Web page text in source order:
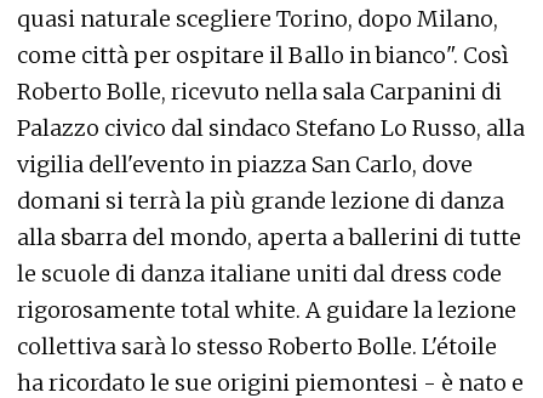
quasi naturale scegliere Torino, dopo Milano,
come città per ospitare il Ballo in bianco". Così
Roberto Bolle, ricevuto nella sala Carpanini di
Palazzo civico dal sindaco Stefano Lo Russo, alla
vigilia dell'evento in piazza San Carlo, dove
domani si terrà la più grande lezione di danza
alla sbarra del mondo, aperta a ballerini di tutte
le scuole di danza italiane uniti dal dress code
rigorosamente total white. A guidare la lezione
collettiva sarà lo stesso Roberto Bolle. L'étoile
ha ricordato le sue origini piemontesi - è nato e